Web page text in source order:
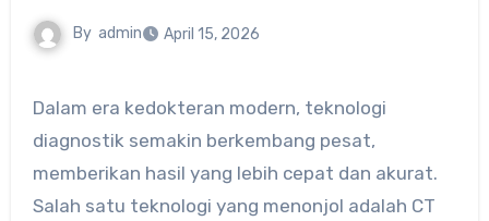
By admin April 15, 2026
Dalam era kedokteran modern, teknologi
diagnostik semakin berkembang pesat,
memberikan hasil yang lebih cepat dan akurat.
Salah satu teknologi yang menonjol adalah CT